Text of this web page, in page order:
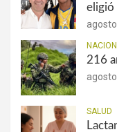
eligió
216
SALUD